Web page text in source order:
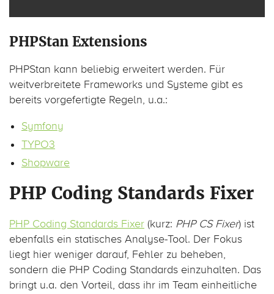
PHPStan Extensions
PHPStan kann beliebig erweitert werden. Für
weitverbreitete Frameworks und Systeme gibt es
bereits vorgefertigte Regeln, u.a.:
Symfony
TYPO3
Shopware
PHP Coding Standards Fixer
PHP Coding Standards Fixer (kurz: PHP CS Fixer) ist
ebenfalls ein statisches Analyse-Tool. Der Fokus
liegt hier weniger darauf, Fehler zu beheben,
sondern die PHP Coding Standards einzuhalten. Das
bringt u.a. den Vorteil, dass ihr im Team einheitliche